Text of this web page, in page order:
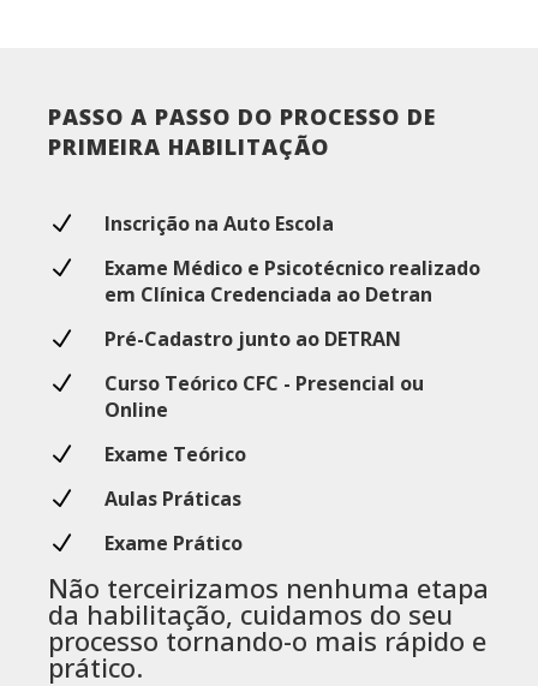
PASSO A PASSO DO PROCESSO DE
PRIMEIRA HABILITAÇÃO
N
Inscrição na Auto Escola
N
Exame Médico e Psicotécnico realizado
em Clínica Credenciada ao Detran
N
Pré-Cadastro junto ao DETRAN
N
Curso Teórico CFC - Presencial ou
Online
N
Exame Teórico
N
Aulas Práticas
N
Exame Prático
Não terceirizamos nenhuma etapa
da habilitação, cuidamos do seu
processo tornando-o mais rápido e
prático.